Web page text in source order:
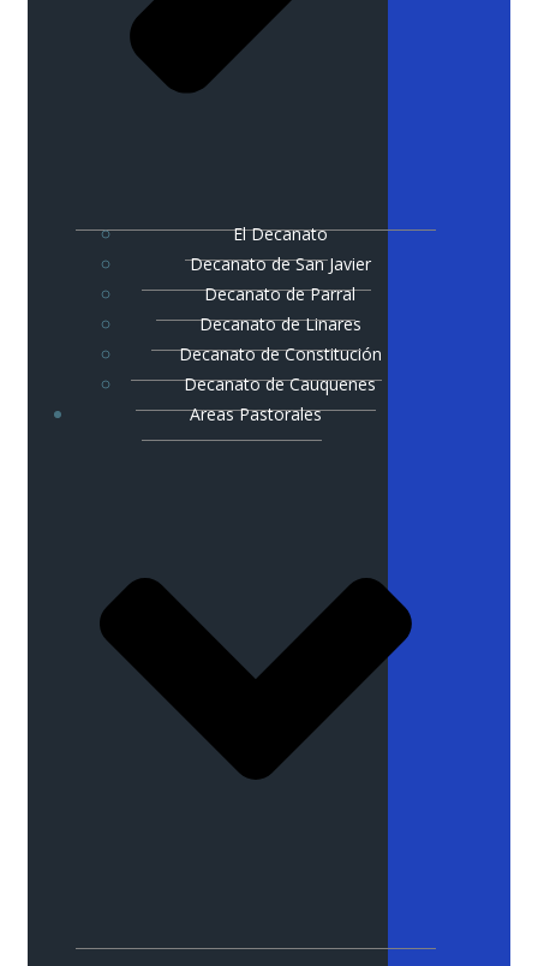
El Decanato
Decanato de San Javier
Decanato de Parral
Decanato de Linares
Decanato de Constitución
Decanato de Cauquenes
Areas Pastorales